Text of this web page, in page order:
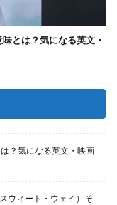
とは？気になる英文・
？気になる英文・映画
ウィート・ウェイ）そ